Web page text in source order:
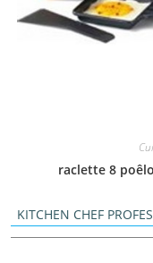
raclette 8
KITCHEN CHEF